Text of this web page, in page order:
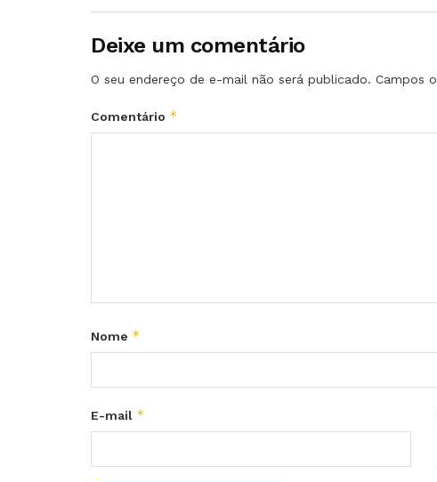
Deixe um comentário
O seu endereço de e-mail não será publicado. Campos
Comentário *
Nome *
E-mail *